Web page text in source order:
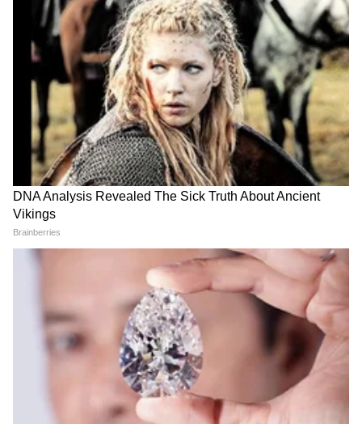
Ram Mandir : अयोध्येतील राम
मंदिर दानचोरी प्रकरणात संजय
राऊतांच ट्विट, म्हणाले...
Pune Ketan Agarwal : “तर
तिला देखील लोहगडावरुन ढकला”